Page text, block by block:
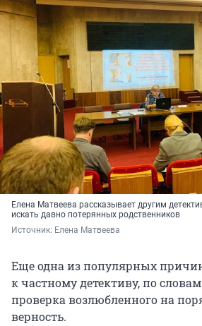
Елена Матвеева рассказывает другим
искать давно потерянных родственников
Источник: Елена Матвеева
Еще одна из популярных
к частному детективу, по
проверка возлюбленного на
верность.